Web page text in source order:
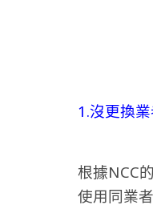
1.沒更換
根據NCC
使用同業